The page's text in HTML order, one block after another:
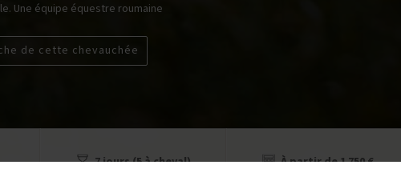
Une équipe équestre roumaine
de cette chevauchée
7 jours (5 à cheval) À partir de 1 750 €